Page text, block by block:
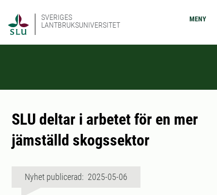
SVERIGES
LANTBRUKSUNIVERSITET
MENY
SLU deltar i arbetet för en mer
jämställd skogssektor
Nyhet publicerad: 2025-05-06